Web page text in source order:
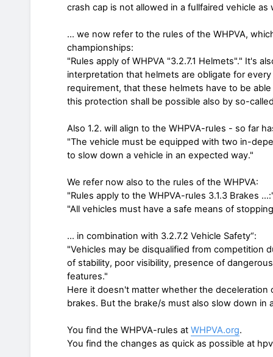
crash cap is not allowed in a fullfaired vehicle as
... we now refer to the rules of the WHPVA,
championships:
"Rules apply of WHPVA "3.2.7.1 Helmets"." It's
interpretation that helmets are obligate for
requirement, that these helmets have to be
this protection shall be possible also by so-
Also 1.2. will align to the WHPVA-rules - so far
"The vehicle must be equipped with two in-
to slow down a vehicle in an expected way."
We refer now also to the rules of the WHPVA:
"Rules apply to the WHPVA-rules 3.1.3 Brakes
"All vehicles must have a safe means of
... in combination with 3.2.7.2 Vehicle Safety“:
"Vehicles may be disqualified from competition
of stability, poor visibility, presence of
features."
Here it doesn't matter whether the
brakes. But the brake/s must also slow down in
You find the WHPVA-rules at WHPVA.org.
You find the changes as quick as possible at